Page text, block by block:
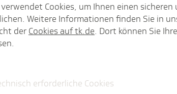
Themen:
Gesellschaft (ab Minute 1:15)
Pflege (ab Minute 3:15)
Minute 6:20)
Minute 7:47)
(ab Minute 8:50)
(ab Minute 12:45)
verwendet Cookies, um Ihnen einen
Weitere Informationen finden Sie in
der Cookies auf tk.de. Dort können Sie
erforderliche Cookies